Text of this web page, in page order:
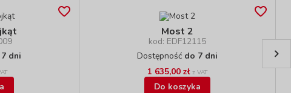
dni
Most 2
kod: EDF12115
Dostępność do 7 dni
1 635,00 zł z VAT
Do koszyka